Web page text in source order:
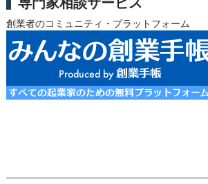
創業者のコミュニティ・プラットフォーム